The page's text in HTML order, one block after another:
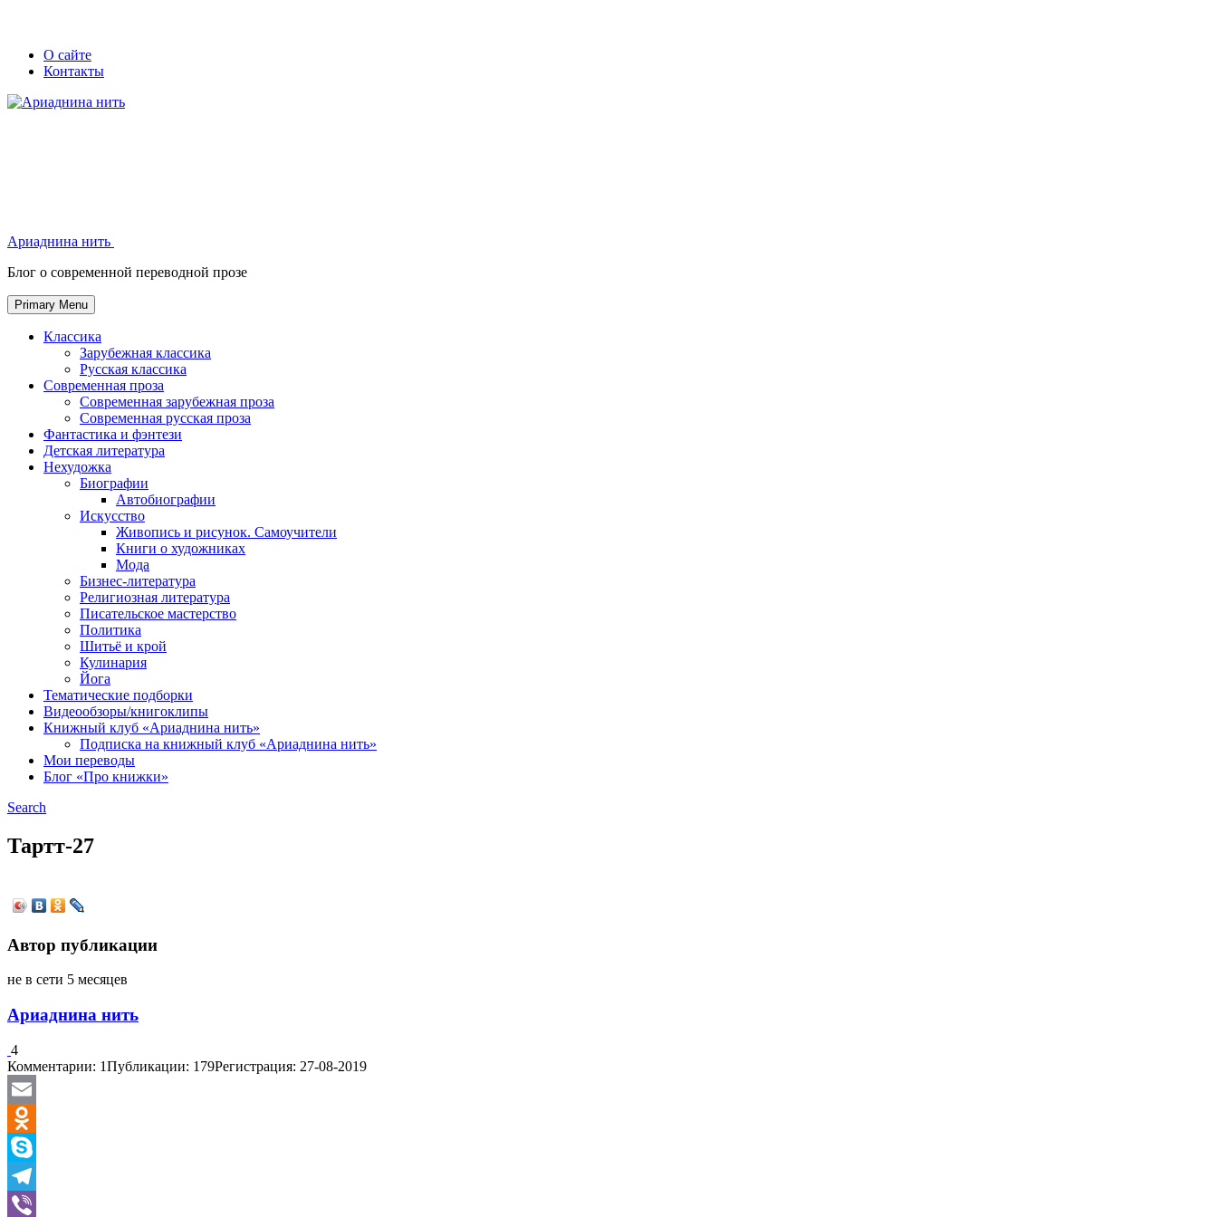
Skip
Secondary
left
navigation
Secondary
right
navigation
О сайте
Контакты
Ариаднина нить
Блог о современной переводной прозе
Primary Menu
Классика
Зарубежная классика
Русская классика
Современная проза
Современная зарубежная проза
Современная русская проза
Фантастика и фэнтези
Детская литература
Нехудожка
Биографии
Автобиографии
Искусство
Живопись и рисунок. Самоучители
Книги о художниках
Мода
Бизнес-литература
Религиозная литература
Писательское мастерство
Политика
Шитьё и крой
Кулинария
Йога
Тематические подборки
Видеообзоры/книгоклипы
Книжный клуб «Ариаднина нить»
Подписка на книжный клуб «Ариаднина нить»
Мои переводы
Блог «Про книжки»
Search
Тартт-27
Автор публикации
не в сети 5 месяцев
Ариаднина нить
4
Комментарии: 1Публикации: 179Регистрация: 27-08-2019
Email
Odnoklassniki
Skype
Telegram